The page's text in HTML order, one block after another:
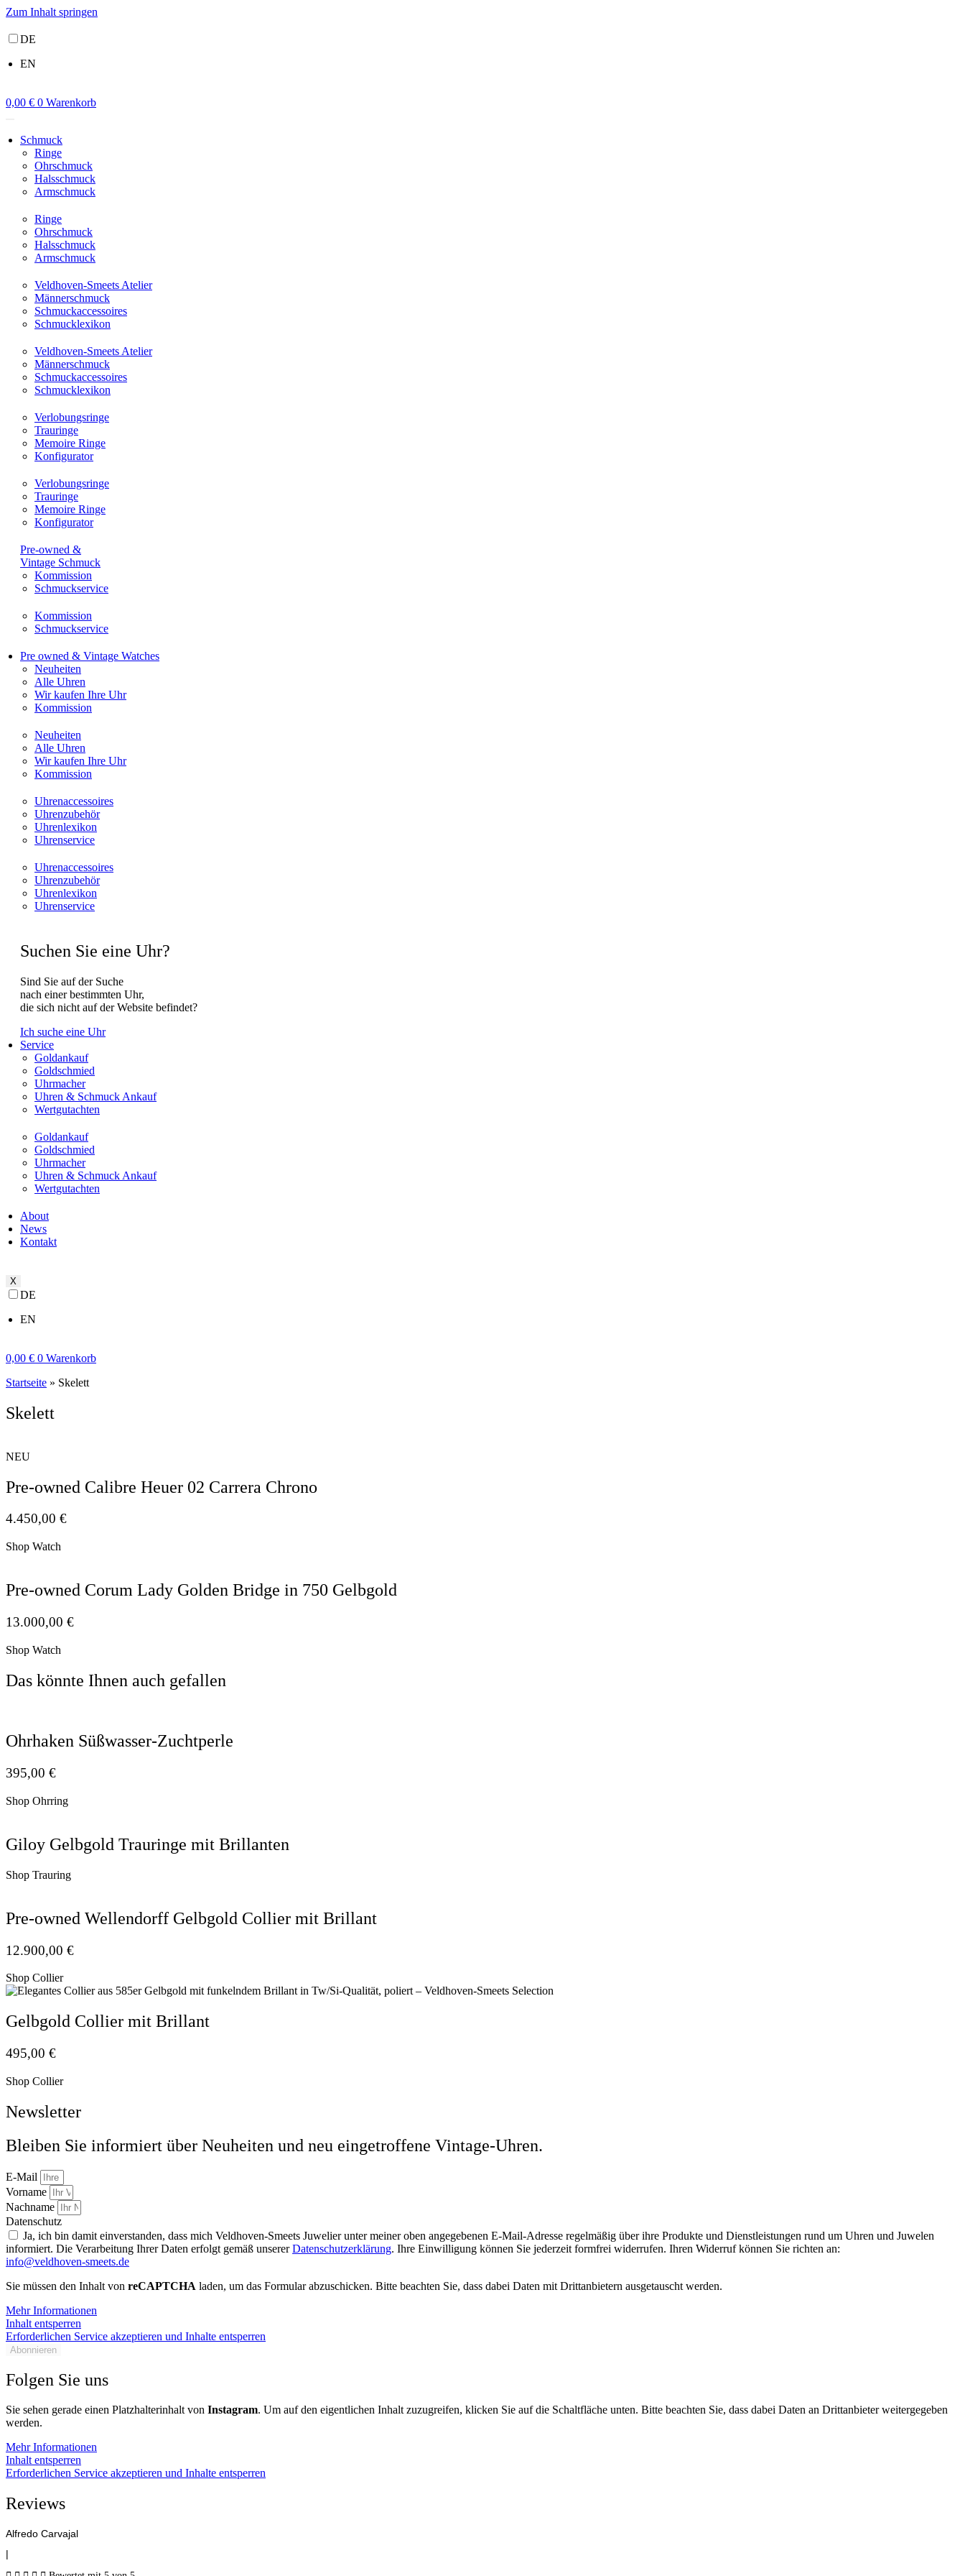
Zum Inhalt springen
DE
EN
0,00 € 0 Warenkorb
Schmuck
Ringe
Ohrschmuck
Halsschmuck
Armschmuck
Ringe
Ohrschmuck
Halsschmuck
Armschmuck
Veldhoven-Smeets Atelier
Männerschmuck
Schmuckaccessoires
Schmucklexikon
Veldhoven-Smeets Atelier
Männerschmuck
Schmuckaccessoires
Schmucklexikon
Verlobungsringe
Trauringe
Memoire Ringe
Konfigurator
Verlobungsringe
Trauringe
Memoire Ringe
Konfigurator
Pre-owned &
Vintage Schmuck
Kommission
Schmuckservice
Kommission
Schmuckservice
Pre owned & Vintage Watches
Neuheiten
Alle Uhren
Wir kaufen Ihre Uhr
Kommission
Neuheiten
Alle Uhren
Wir kaufen Ihre Uhr
Kommission
Uhrenaccessoires
Uhrenzubehör
Uhrenlexikon
Uhrenservice
Uhrenaccessoires
Uhrenzubehör
Uhrenlexikon
Uhrenservice
Suchen Sie eine Uhr?
Sind Sie auf der Suche
nach einer bestimmten Uhr,
die sich nicht auf der Website befindet?
Ich suche eine Uhr
Service
Goldankauf
Goldschmied
Uhrmacher
Uhren & Schmuck Ankauf
Wertgutachten
Goldankauf
Goldschmied
Uhrmacher
Uhren & Schmuck Ankauf
Wertgutachten
About
News
Kontakt
X
DE
EN
0,00 € 0 Warenkorb
Startseite » Skelett
Skelett
NEU
Pre-owned Calibre Heuer 02 Carrera Chrono
4.450,00 €
Shop Watch
Pre-owned Corum Lady Golden Bridge in 750 Gelbgold
13.000,00 €
Shop Watch
Das könnte Ihnen auch gefallen
Ohrhaken Süßwasser-Zuchtperle
395,00 €
Shop Ohrring
Giloy Gelbgold Trauringe mit Brillanten
Shop Trauring
Pre-owned Wellendorff Gelbgold Collier mit Brillant
12.900,00 €
Shop Collier
Gelbgold Collier mit Brillant
495,00 €
Shop Collier
Newsletter
Bleiben Sie informiert über Neuheiten und neu eingetroffene Vintage-Uhren.
E-Mail
Vorname
Nachname
Datenschutz
Ja, ich bin damit einverstanden, dass mich Veldhoven-Smeets Juwelier unter meiner oben angegebenen E-Mail-Adresse regelmäßig über ihre Produkte und Dienstleistungen rund um Uhren und Juwelen
informiert. Die Verarbeitung Ihrer Daten erfolgt gemäß unsererDatenschutzerklärung. Ihre Einwilligung können Sie jederzeit formfrei widerrufen. Ihren Widerruf können Sie richten an:
info@veldhoven-smeets.de
Sie müssen den Inhalt von reCAPTCHA laden, um das Formular abzuschicken. Bitte beachten Sie, dass dabei Daten mit Drittanbietern ausgetauscht werden.
Mehr Informationen
Inhalt entsperren
Erforderlichen Service akzeptieren und Inhalte entsperren
Abonnieren
Folgen Sie uns
Sie sehen gerade einen Platzhalterinhalt von Instagram. Um auf den eigentlichen Inhalt zuzugreifen, klicken Sie auf die Schaltfläche unten. Bitte beachten Sie, dass dabei Daten an Drittanbieter weitergegeben
werden.
Mehr Informationen
Inhalt entsperren
Erforderlichen Service akzeptieren und Inhalte entsperren
Reviews
Alfredo Carvajal
|